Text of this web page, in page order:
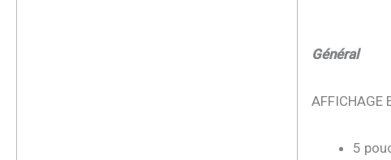
Général
AFFICHAGE
5